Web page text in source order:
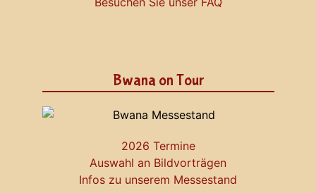
Bwana on Tour
2026 Termine
Auswahl an Bildvorträgen
Infos zu unserem Messestand